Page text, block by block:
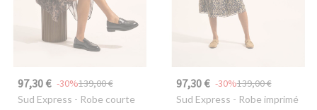
97,30 € 139,00 €
-30%
Sud Express - Robe courte
97,30 € 139,00 €
-30%
Sud Express - Robe imprimé